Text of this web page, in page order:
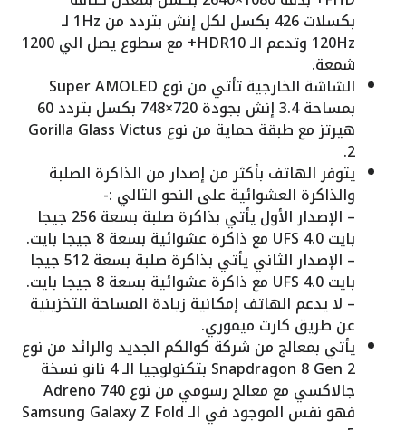
بكسلات 426 بكسل لكل إنش بتردد من 1Hz لـ
120Hz وتدعم الـ HDR10+ مع سطوع يصل الي 1200
شمعة.
الشاشة الخارجية تأتي من نوع Super AMOLED
بمساحة 3.4 إنش بجودة 720×748 بكسل بتردد 60
هيرتز مع طبقة حماية من نوع Gorilla Glass Victus
2.
يتوفر الهاتف بأكثر من إصدار من الذاكرة الصلبة
والذاكرة العشوائية على النحو التالي :-
– الإصدار الأول يأتي بذاكرة صلبة بسعة 256 جيجا
بايت UFS 4.0 مع ذاكرة عشوائية بسعة 8 جيجا بايت.
– الإصدار الثاني يأتي بذاكرة صلبة بسعة 512 جيجا
بايت UFS 4.0 مع ذاكرة عشوائية بسعة 8 جيجا بايت.
– لا يدعم الهاتف إمكانية زيادة المساحة التخزينية
عن طريق كارت ميموري.
يأتي بمعالج من شركة كوالكم الجديد والرائد من نوع
Snapdragon 8 Gen 2 بتكنولوجيا الـ 4 نانو نسخة
جالاكسي مع معالج رسومي من نوع Adreno 740
فهو نفس الموجود في الـ Samsung Galaxy Z Fold